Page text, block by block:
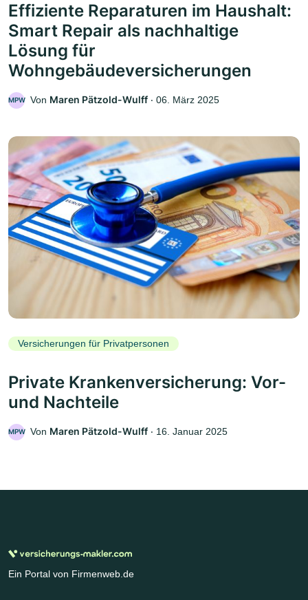
Effiziente Reparaturen im Haushalt:
Smart Repair als nachhaltige
Lösung für
Wohngebäudeversicherungen
MPW Von Maren Pätzold-Wulff ‧ 06. März 2025
Versicherungen für Privatpersonen
Private Krankenversicherung: Vor-
und Nachteile
MPW Von Maren Pätzold-Wulff ‧ 16. Januar 2025
Ein Portal von Firmenweb.de